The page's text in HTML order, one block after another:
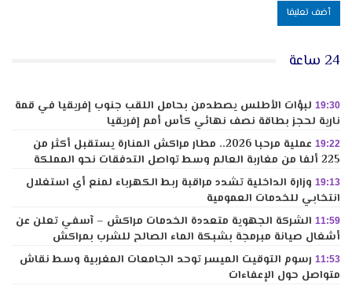
24 ساعة
19:30 لبؤات الأطلس يصطدمن بحامل اللقب جنوب إفريقيا في قمة
نارية لحجز بطاقة نصف نهائي كأس أمم إفريقيا
19:22
عملية مرحبا 2026.. مطار مراكش المنارة يستقبل أكثر من
225 ألفا من مغاربة العالم وسط تواصل التدفقات نحو المملكة
19:13 وزارة الداخلية تشدد مراقبة ربط الكهرباء لمنع أي استغلال
انتخابي للخدمات العمومية
11:59 الشركة الجهوية متعددة الخدمات مراكش – آسفي تعلن عن
أشغال صيانة مبرمجة بشبكة الماء الصالح للشرب بمراكش
11:53 رسوم التوقيت الميسر توحد الجامعات المغربية وسط نقاش
متواصل حول الإعفاءات